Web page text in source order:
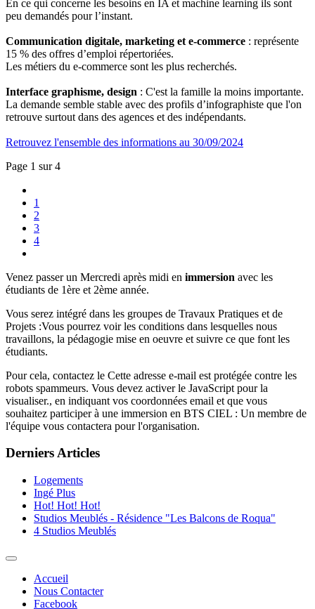
En ce qui concerne les besoins en IA et machine learning ils sont
peu demandés pour l’instant.
Communication digitale, marketing et e-commerce : représente
15 % des offres d’emploi répertoriées.
Les métiers du e-commerce sont les plus recherchés.
Interface graphisme, design : C'est la famille la moins importante.
La demande semble stable avec des profils d’infographiste que l'on
retrouve surtout dans des agences et des indépendants.
Retrouvez l'ensemble des informations au 30/09/2024
Page 1 sur 4
1
2
3
4
Venez passer un Mercredi après midi en immersion avec les
étudiants de 1ère et 2ème année.
Vous serez intégré dans les groupes de Travaux Pratiques et de
Projets :Vous pourrez voir les conditions dans lesquelles nous
travaillons, la pédagogie mise en oeuvre et suivre ce que font les
étudiants.
Pour cela, contactez le Cette adresse e-mail est protégée contre les
robots spammeurs. Vous devez activer le JavaScript pour la
visualiser., en indiquant vos coordonnées email et que vous
souhaitez participer à une immersion en BTS CIEL : Un membre de
l'équipe vous contactera pour l'organisation.
Derniers Articles
Logements
Ingé Plus
Hot! Hot! Hot!
Studios Meublés - Résidence "Les Balcons de Roqua"
4 Studios Meublés
Accueil
Nous Contacter
Facebook